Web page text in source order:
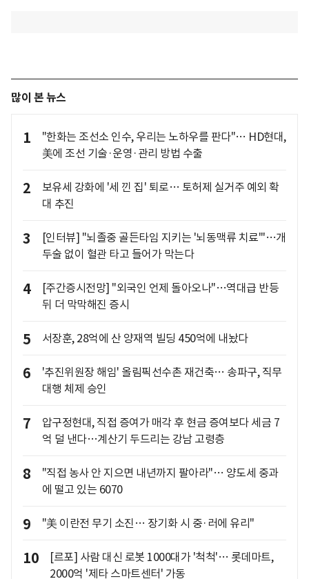
많이 본 뉴스
1
"한화는 조선소 인수, 우리는 노하우를 판다"… HD현대,
美에 조선 기술·운영·관리 방법 수출
2
보유세 강화에 '세 낀 집' 퇴로… 토허제 실거주 예외 확
대 추진
3
[인터뷰] "뇌졸중 골든타임 지키는 '뇌동맥류 치료'"…개
두술 없이 혈관 타고 들어가 막는다
4
[주간증시전망] "외국인 언제 돌아오나"…역대급 반등
뒤 더 막막해진 증시
5 서장훈, 28억에 산 양재역 빌딩 450억에 내놨다
6
'추진위원장 해임' 올림픽선수촌 재건축… 송파구, 직무
대행 체제 승인
7
압구정현대, 직접 증여가 매각 후 현금 증여보다 세금 7
억 덜 낸다…계산기 두드리는 강남 고령층
8
"직접 농사 안 지으면 내년까지 팔아라"… 양도세 중과
에 떨고 있는 6070
9 "美 이란전 무기 소진… 장기화 시 중·러에 유리"
10
[르포] 사람 대신 로봇 1000대가 '척척'… 롯데마트,
2000억 '제타 스마트센터' 가동